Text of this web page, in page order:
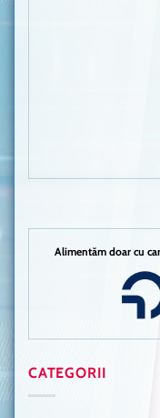
Alimentăm doar cu
CATEGORII